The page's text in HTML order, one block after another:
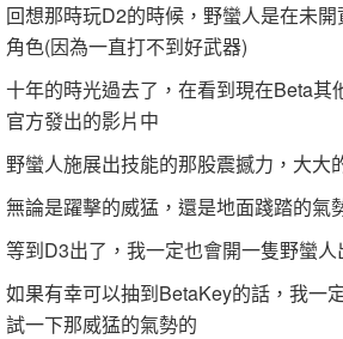
回想那時玩D2的時候，野蠻人是在未
角色(因為一直打不到好武器)
十年的時光過去了，在看到現在Beta其
官方發出的影片中
野蠻人施展出技能的那股震撼力，大大
無論是躍擊的威猛，還是地面踐踏的氣
等到D3出了，我一定也會開一隻野蠻人
如果有幸可以抽到BetaKey的話，我一
試一下那威猛的氣勢的